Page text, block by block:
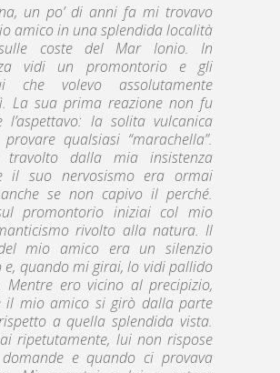
un po’ di anni fa mi trovavo
amico in una splendida località
coste del Mar Ionio. In
vidi un promontorio e gli
che volevo assolutamente
La sua prima reazione non fu
l’aspettavo: la solita vulcanica
qualsiasi “marachella”.
travolto dalla mia insistenza
il suo nervosismo era ormai
se non capivo il perché.
promontorio iniziai col mio
rivolto alla natura. Il
mio amico era un silenzio
e, quando mi girai, lo vidi pallido
Mentre ero vicino al precipizio,
il mio amico si girò dalla parte
a quella splendida vista.
ripetutamente, lui non rispose
e quando ci provava